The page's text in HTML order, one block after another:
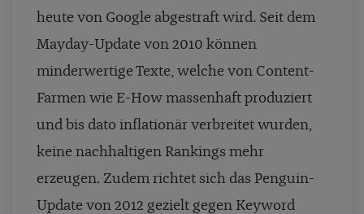
heute von Google abgestraft wird. Seit dem
Mayday-Update von 2010 können
minderwertige Texte, welche von Content-
Farmen wie E-How massenhaft produziert
und bis dato inflationär verbreitet wurden,
keine nachhaltigen Rankings mehr
erzeugen. Zudem richtet sich das Penguin-
Update von 2012 gezielt gegen Keyword